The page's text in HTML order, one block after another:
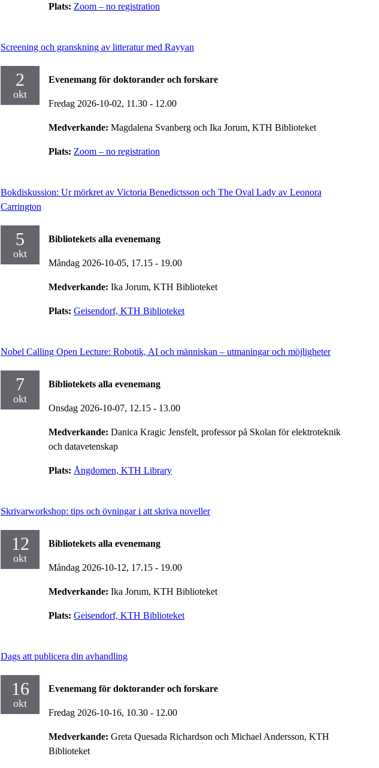
Plats: Zoom – no registration
Screening och granskning av litteratur med Rayyan
2
okt
Evenemang för doktorander och forskare
Fredag 2026-10-02, 11.30 - 12.00
Medverkande: Magdalena Svanberg och Ika Jorum, KTH Biblioteket
Plats: Zoom – no registration
Bokdiskussion: Ur mörkret av Victoria Benedictsson och The Oval Lady av Leonora
Carrington
5
okt
Bibliotekets alla evenemang
Måndag 2026-10-05, 17.15 - 19.00
Medverkande: Ika Jorum, KTH Biblioteket
Plats: Geisendorf, KTH Biblioteket
Nobel Calling Open Lecture: Robotik, AI och människan – utmaningar och möjligheter
7
okt
Bibliotekets alla evenemang
Onsdag 2026-10-07, 12.15 - 13.00
Medverkande: Danica Kragic Jensfelt, professor på Skolan för elektroteknik
och datavetenskap
Plats: Ångdomen, KTH Library
Skrivarworkshop: tips och övningar i att skriva noveller
12
okt
Bibliotekets alla evenemang
Måndag 2026-10-12, 17.15 - 19.00
Medverkande: Ika Jorum, KTH Biblioteket
Plats: Geisendorf, KTH Biblioteket
Dags att publicera din avhandling
16
okt
Evenemang för doktorander och forskare
Fredag 2026-10-16, 10.30 - 12.00
Medverkande: Greta Quesada Richardson och Michael Andersson, KTH
Biblioteket